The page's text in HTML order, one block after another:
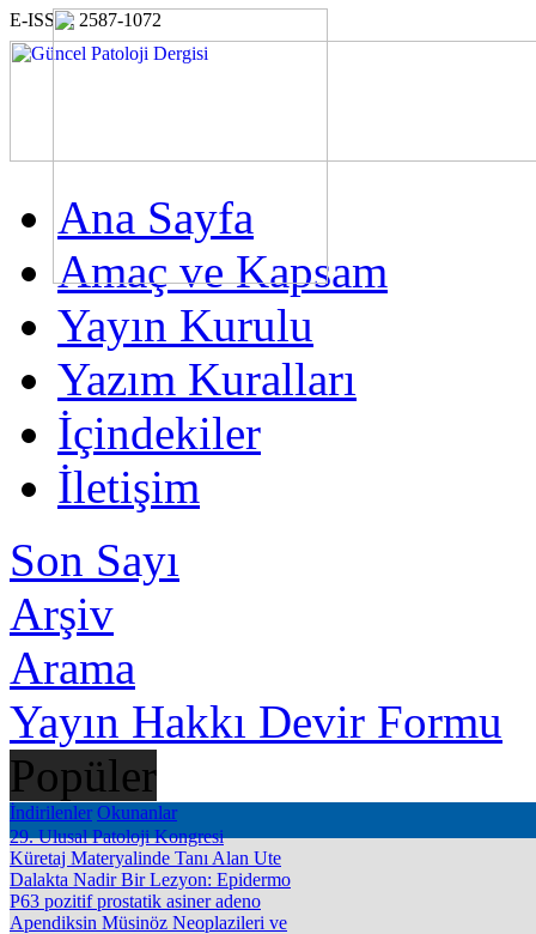
E-ISSN: 2587-1072
Ana Sayfa
Amaç ve Kapsam
Yayın Kurulu
Yazım Kuralları
İçindekiler
İletişim
Son Sayı
Arşiv
Arama
Yayın Hakkı Devir Formu
Popüler
İndirilenler Okunanlar
29. Ulusal Patoloji Kongresi
Küretaj Materyalinde Tanı Alan Ute
Dalakta Nadir Bir Lezyon: Epidermo
P63 pozitif prostatik asiner adeno
Apendiksin Müsinöz Neoplazileri ve